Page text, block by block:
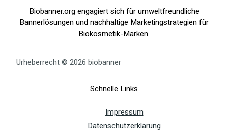
Biobanner.org engagiert sich für umweltfreundliche
Bannerlösungen und nachhaltige Marketingstrategien für
Biokosmetik-Marken.
Urheberrecht © 2026 biobanner
Schnelle Links
Impressum
Datenschutzerklärung